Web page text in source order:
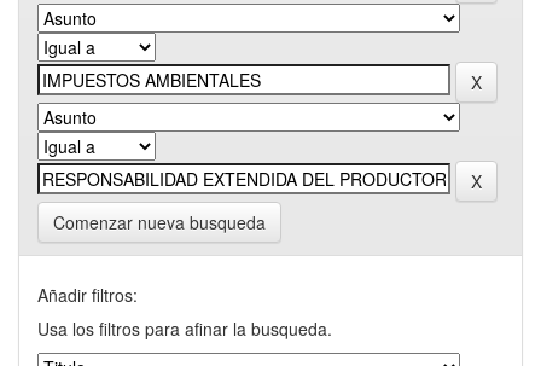
Comenzar nueva busqueda
Añadir filtros:
Usa los filtros para afinar la busqueda.